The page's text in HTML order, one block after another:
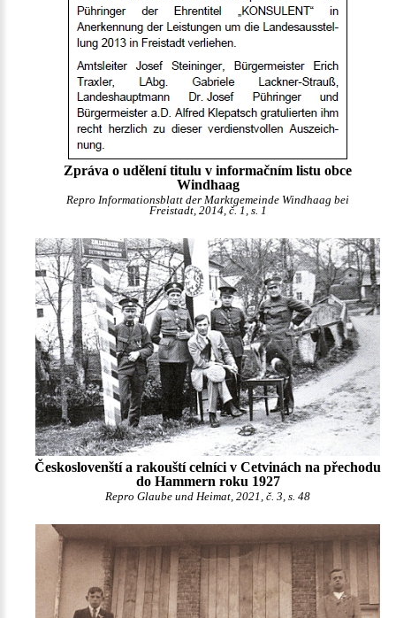
Zpráva o udělení titulu v informačním listu obce
Windhaag
Repro Informationsblatt der Marktgemeinde Windhaag bei
Freistadt, 2014, č. 1, s. 1
Českoslovenští a rakouští celníci v Cetvinách na přechodu
do Hammern roku 1927
Repro Glaube und Heimat, 2021, č. 3, s. 48